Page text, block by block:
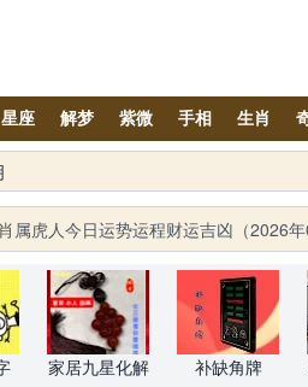
星座 解梦 紫微 手相 生肖
锦囊属马、鼠、兔、鸡、狗、龙、牛生
属虎人今日运势运程财运吉凶（2026
家居九星化解 补缺角牌